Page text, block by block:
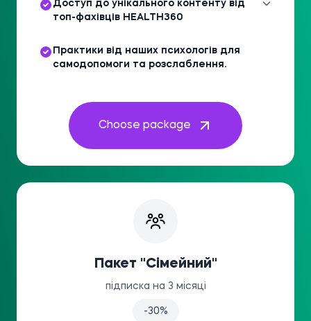
Доступ до унікального контенту від
топ-фахівців HEALTH360
Практики від наших психологів для
самодопомоги та розслаблення.
Choose package
Пакет "Сімейний"
підписка на 3 місяці
-30%